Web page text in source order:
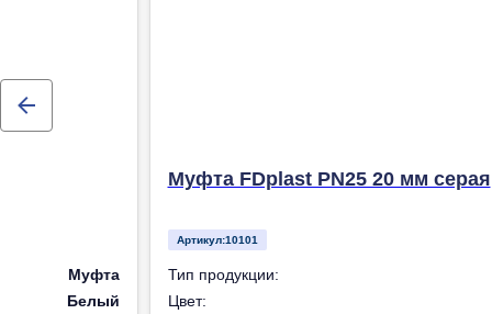
Муфта
Белый
Муфта FDplast PN25 20 мм серая
Артикул:10101
Тип продукции:
Цвет: